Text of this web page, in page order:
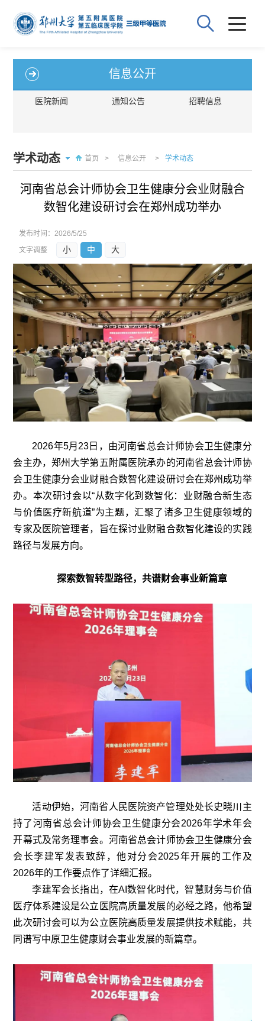
信息公开
医院新闻 通知公告 招聘信息
学术动态 首页 > 信息公开 > 学术动态
河南省总会计师协会卫生健康分会业财融合
数智化建设研讨会在郑州成功举办
发布时间：2026/5/25
文字调整
小 中 大
2026年5月23日，由河南省总会计师协会卫生健康分
会主办，郑州大学第五附属医院承办的河南省总会计师协
会卫生健康分会业财融合数智化建设研讨会在郑州成功举
办。本次研讨会以“从数字化到数智化：业财融合新生态
与价值医疗新航道”为主题，汇聚了诸多卫生健康领域的
专家及医院管理者，旨在探讨业财融合数智化建设的实践
路径与发展方向。
探索数智转型路径，共谱财会事业新篇章
活动伊始，河南省人民医院资产管理处处长史晓川主
持了河南省总会计师协会卫生健康分会2026年学术年会
开幕式及常务理事会。河南省总会计师协会卫生健康分会
会长李建军发表致辞，他对分会2025年开展的工作及
2026年的工作要点作了详细汇报。
李建军会长指出，在AI数智化时代，智慧财务与价值
医疗体系建设是公立医院高质量发展的必经之路，他希望
此次研讨会可以为公立医院高质量发展提供技术赋能，共
同谱写中原卫生健康财会事业发展的新篇章。